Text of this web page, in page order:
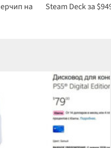
на
Steam Deck за